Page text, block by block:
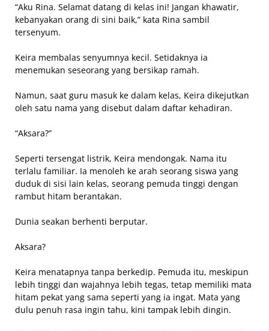
“Aku Rina. Selamat datang di kelas ini! Jangan khawatir,
kebanyakan orang di sini baik,” kata Rina sambil
tersenyum.
Keira membalas senyumnya kecil. Setidaknya ia
menemukan seseorang yang bersikap ramah.
Namun, saat guru masuk ke dalam kelas, Keira dikejutkan
oleh satu nama yang disebut dalam daftar kehadiran.
“Aksara?”
Seperti tersengat listrik, Keira mendongak. Nama itu
terlalu familiar. Ia menoleh ke arah seorang siswa yang
duduk di sisi lain kelas, seorang pemuda tinggi dengan
rambut hitam berantakan.
Dunia seakan berhenti berputar.
Aksara?
Keira menatapnya tanpa berkedip. Pemuda itu, meskipun
lebih tinggi dan wajahnya lebih tegas, tetap memiliki mata
hitam pekat yang sama seperti yang ia ingat. Mata yang
dulu penuh rasa ingin tahu, kini tampak lebih dingin.